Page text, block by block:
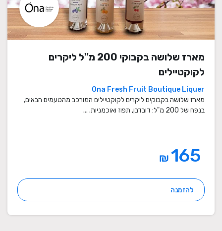
מארז שלושה בקבוקי 200 מ"ל ליקרים
לקוקטיילים
Ona Fresh Fruit Boutique Liquer
מארז שלושה בקבוקים ליקרים לקוקטיילים המורכב מהטעמים הבאים,
בנפח של 200 מ"ל: דובדבן, תפוז ואוכמניות. ...
₪
להזמנה